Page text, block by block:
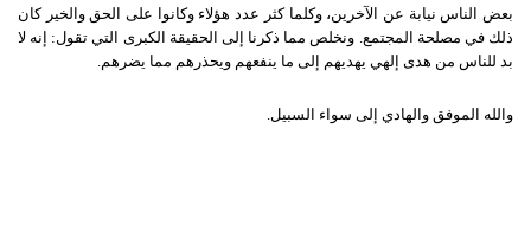
بعض الناس نيابة عن الآخرين، وكلما كثر عدد هؤلاء وكانوا على الحق والخير كان
ذلك في مصلحة المجتمع ونخلص مما ذكرنا إلى الحقيقة الكبرى التي تقول: إنه لا
بد للناس من هدى إلهي يهديهم إلى ما ينفعهم ويحذرهم مما يضرهم
والله الموفق والهادي إلى سواء السبيل.